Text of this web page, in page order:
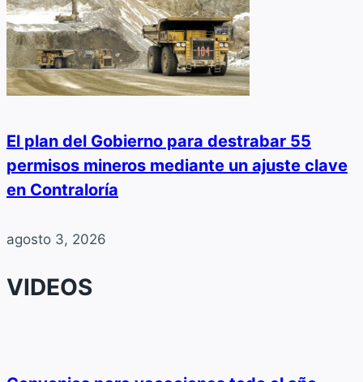
El plan del Gobierno para destrabar 55
permisos mineros mediante un ajuste clave
en Contraloría
agosto 3, 2026
VIDEOS